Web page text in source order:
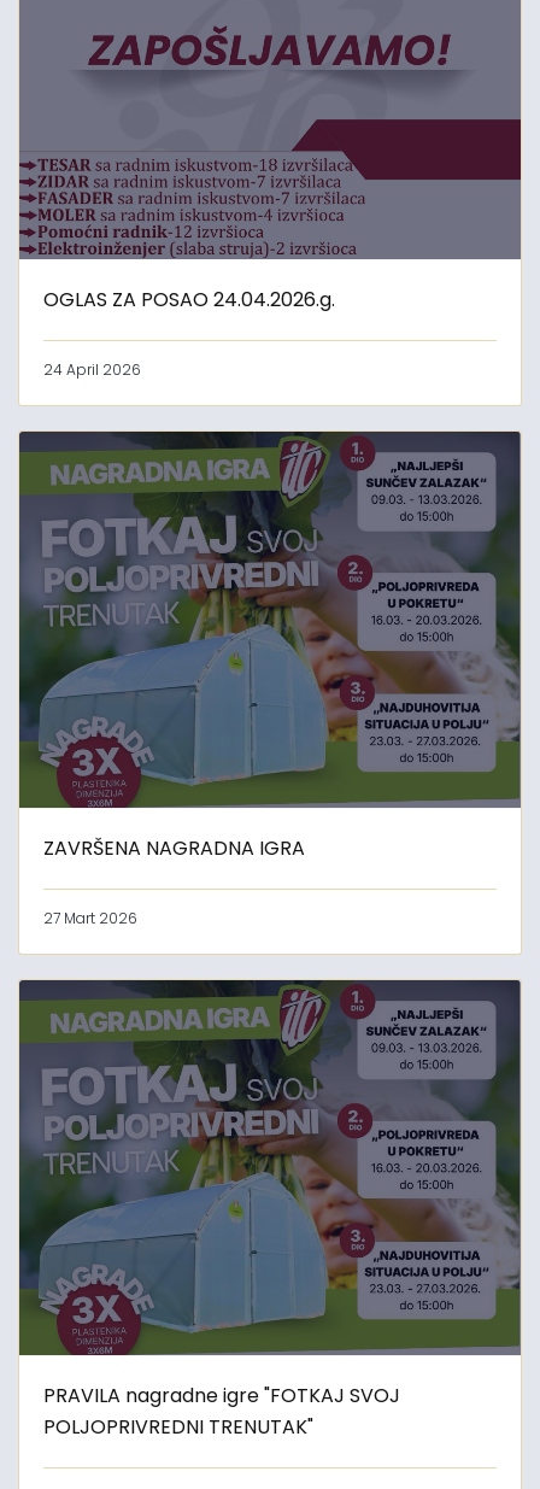
OGLAS ZA POSAO 24.04.2026.g.
24 April 2026
ZAVRŠENA NAGRADNA IGRA
27 Mart 2026
PRAVILA nagradne igre "FOTKAJ SVOJ
POLJOPRIVREDNI TRENUTAK"